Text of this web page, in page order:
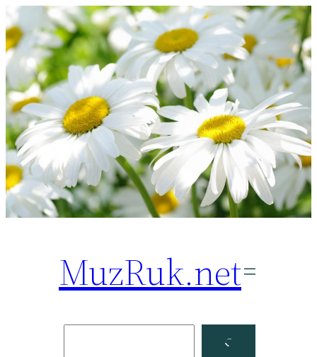
Перейти
к
содержимому
MuzRuk.net
Facebook